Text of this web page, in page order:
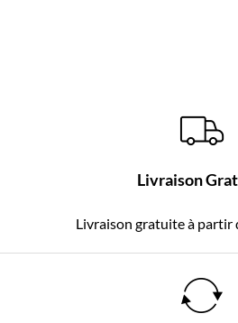
Livraison
Livraison gratuite à partir